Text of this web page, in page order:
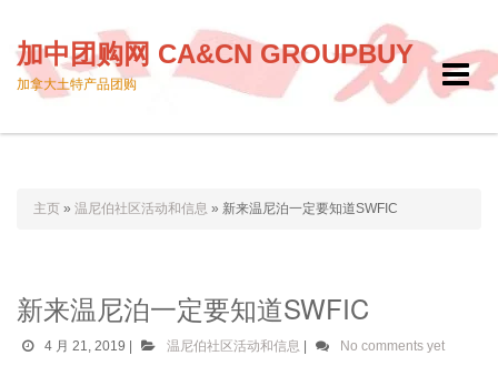
Toggle
加中团购网 CA&CN GROUPBUY
加拿大土特产品团购
主页 » 温尼伯社区活动和信息 » 新来温尼泊一定要知道SWFIC
新来温尼泊一定要知道SWFIC
4 月 21, 2019 温尼伯社区活动和信息 No comments yet